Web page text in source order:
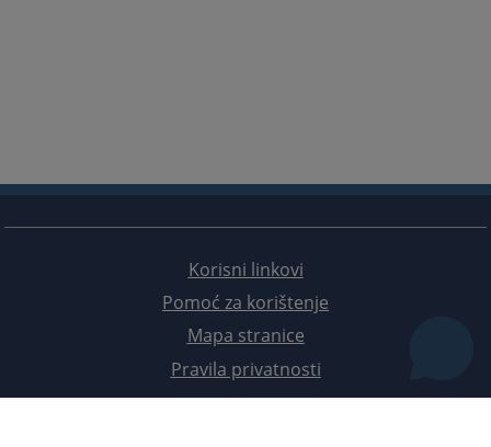
Korisni linkovi
Pomoć za korištenje
Mapa stranice
Pravila privatnosti